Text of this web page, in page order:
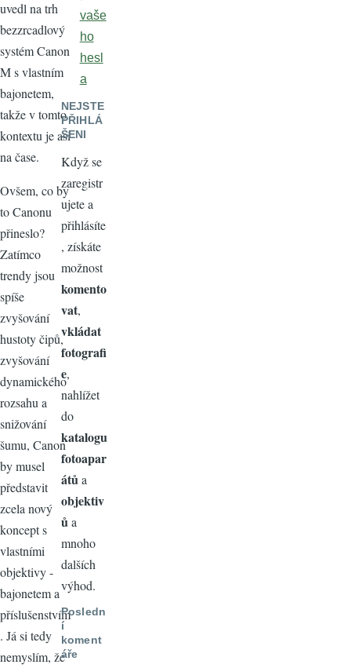
uvedl na trh
bezzrcadlový
systém Canon
M s vlastním
bajonetem,
takže v tomto
kontextu je asi
na čase.
Ovšem, co by
to Canonu
přineslo?
Zatímco
trendy jsou
spíše
zvyšování
hustoty čipů,
zvyšování
dynamického
rozsahu a
snižování
šumu, Canon
by musel
představit
zcela nový
koncept s
vlastními
objektivy -
bajonetem a
příslušenstvím
. Já si tedy
nemyslím, že
vaše
ho
hesl
a
NEJSTE
PŘIHLÁ
ŠENI
Když se
zaregistr
ujete a
přihlásíte
, získáte
možnost
komento
vat,
vkládat
fotografi
e,
nahlížet
do
katalogu
fotoapar
átů a
objektiv
ů a
mnoho
dalších
výhod.
Posledn
í
koment
áře